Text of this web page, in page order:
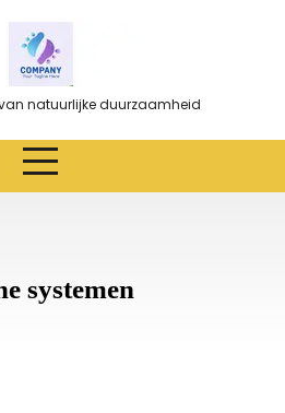
natuurlijke duurzaamheid
systemen